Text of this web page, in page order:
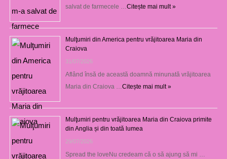
salvat de farmecele …Citește mai mult »
Mulţumiri din America pentru vrăjitoarea Maria din
Craiova
31/07/2026
Aflând însă de această doamnă minunată vrăjitoarea
Maria din Craiova …Citește mai mult »
Mulţumiri pentru vrăjitoarea Maria din Craiova primite
din Anglia și din toată lumea
29/07/2026
Spread the loveNu credeam că o să ajung să mi …